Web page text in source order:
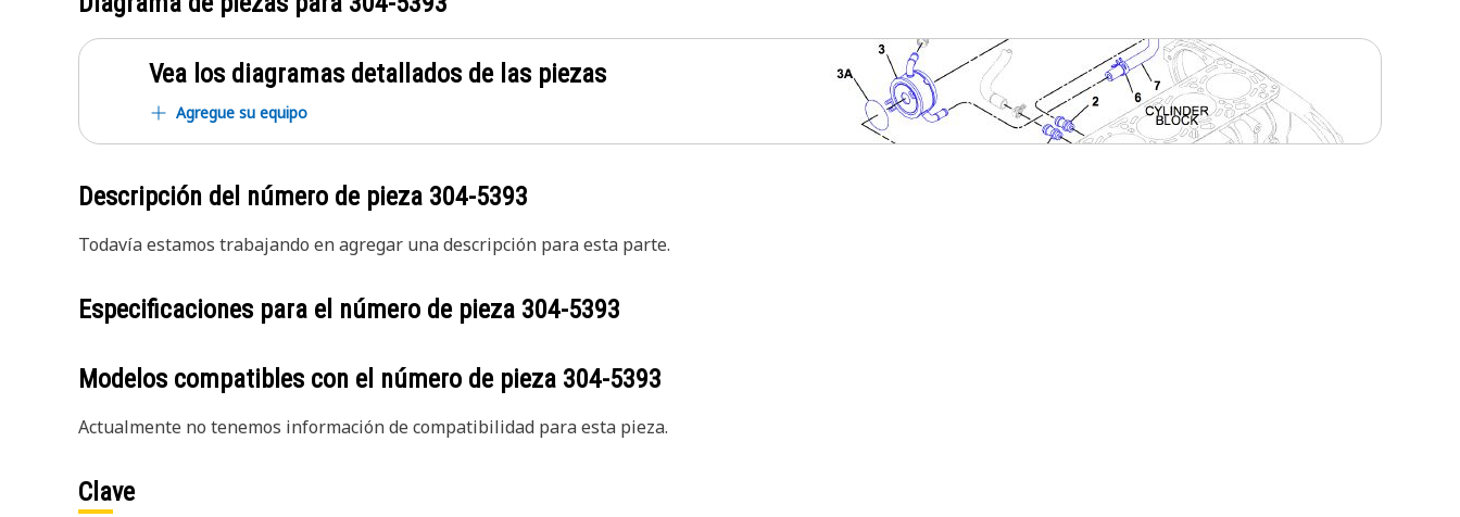
Vea los diagramas detallados de las piezas
Agregue su equipo
Descripción del número de pieza 304-5393
Todavía estamos trabajando en agregar una descripción para esta parte.
Especificaciones para el número de pieza 304-5393
Modelos compatibles con el número de pieza 304-5393
Actualmente no tenemos información de compatibilidad para esta pieza.
Clave